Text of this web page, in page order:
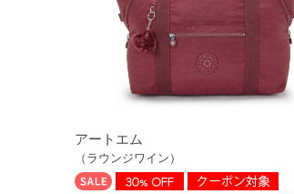
アートエム
（ラウンジワイン）